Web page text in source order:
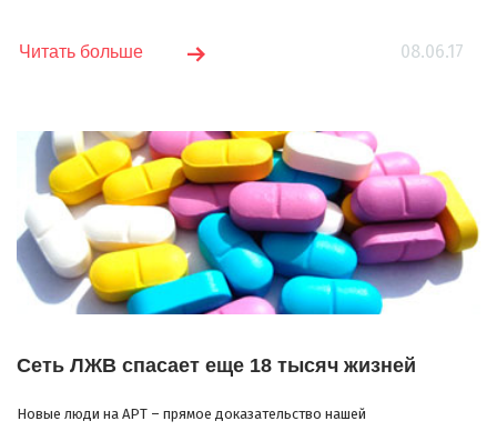
08.06.17
Читать больше
Сеть ЛЖВ спасает еще 18 тысяч жизней
Новые люди на АРТ – прямое доказательство нашей